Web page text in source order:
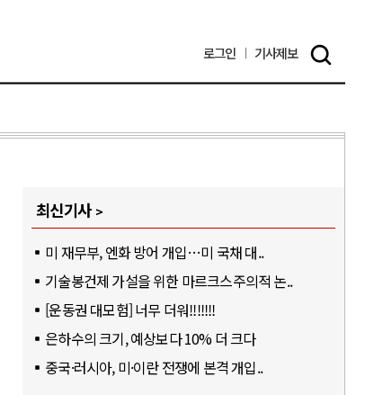
로그인 기사제보
최신기사
미 재무부, 엔화 방어 개입…미 국채 대..
기술봉건제 가설을 위한 마르크스주의적 논..
[운동권 대모험] 너무 더워!!!!!!!
은하수의 크기, 예상보다 10% 더 크다
중국·러시아, 미·이란 전쟁에 본격 개입..